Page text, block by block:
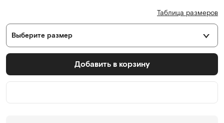
Таблица размеров
Выберите размер
Добавить в корзину